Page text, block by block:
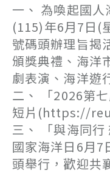
一、 為喚起國
(115)年6月7日(
號碼頭辦理旨揭
頒獎典禮、海洋
劇表演、海洋遊
二、 「2026第
短片(https://
三、 「與海同
國家海洋日6月7
頭舉行，歡迎共